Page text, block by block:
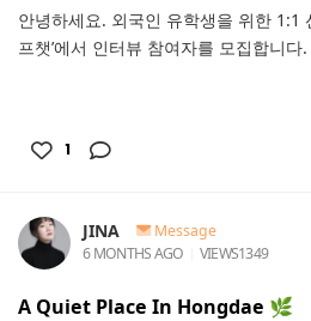
안녕하세요. 외국인 유학생을 위한 1:1
프챗’에서 인터뷰 참여자를 모집합니
1
JINA
Message
6 MONTHS AGO
VIEWS1349
A Quiet Place In Hongdae 🌿